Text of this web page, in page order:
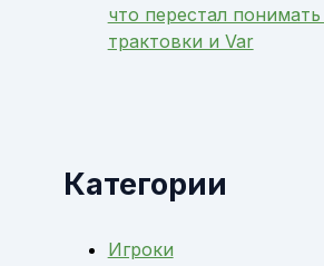
что перестал
трактовки и Var
Категории
Игроки